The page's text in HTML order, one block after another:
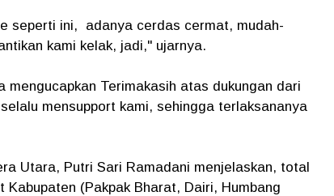
seperti ini, adanya cerdas cermat, mudah-
kami kelak, jadi," ujarnya.
mengucapkan Terimakasih atas dukungan dari
mensupport kami, sehingga terlaksananya
Utara, Putri Sari Ramadani menjelaskan, total
(Pakpak Bharat, Dairi, Humbang